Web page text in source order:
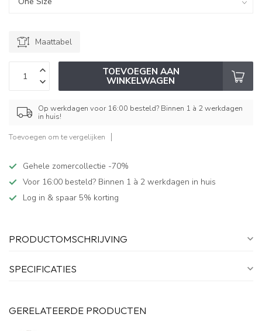
Maattabel
TOEVOEGEN AAN
WINKELWAGEN
Op werkdagen voor 16:00 besteld? Binnen 1 à 2 werkdagen
in huis!
Toevoegen om te vergelijken
Gehele zomercollectie -70%
Voor 16:00 besteld? Binnen 1 à 2 werkdagen in huis
Log in & spaar 5% korting
PRODUCTOMSCHRIJVING
SPECIFICATIES
GERELATEERDE PRODUCTEN